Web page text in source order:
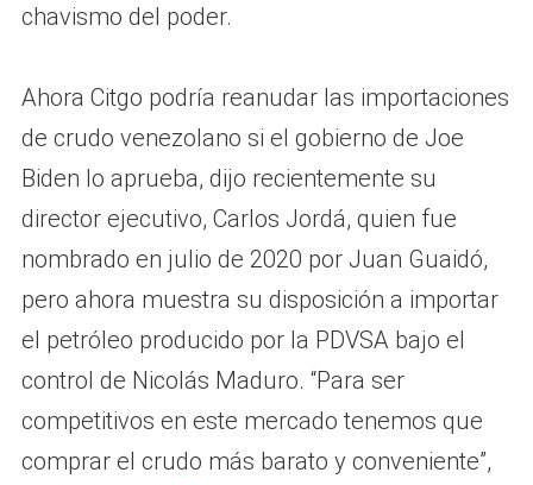
chavismo del poder.
Ahora Citgo podría reanudar las importaciones
de crudo venezolano si el gobierno de Joe
Biden lo aprueba, dijo recientemente su
director ejecutivo, Carlos Jordá, quien fue
nombrado en julio de 2020 por Juan Guaidó,
pero ahora muestra su disposición a importar
el petróleo producido por la PDVSA bajo el
control de Nicolás Maduro. “Para ser
competitivos en este mercado tenemos que
comprar el crudo más barato y conveniente”,